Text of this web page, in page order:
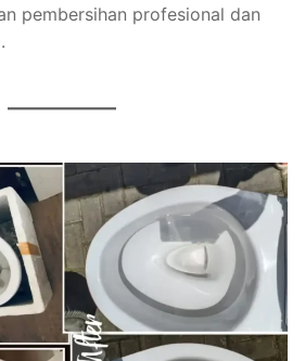
pembersihan profesional dan